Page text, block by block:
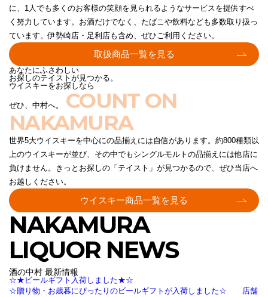
に、1人でも多くのお客様の笑顔を見られるようなサービスを提供すべ
く努力しています。お酒だけでなく、たばこや飲料なども多数取り扱っ
ています。伊勢崎店・足利店も含め、ぜひご利用ください。
取扱商品一覧を見る
あなたにふさわしい
お探しのテイストが見つかる。
ウイスキーをお探しなら
ぜひ、中村へ。 COUNT ON
NAKAMURA
世界5大ウイスキーを中心にの品揃えには自信があります。約800種類以
上のウイスキーが並び、その中でもシングルモルトの品揃えには他店に
負けません。きっとお探しの「テイスト」が見つかるので、ぜひ当店へ
お越しください。
ウイスキー商品一覧を見る
NAKAMURA
LIQUOR NEWS
酒の中村 最新情報
☆★ビールギフト入荷しました★☆
☆贈り物・お歳暮にぴったりのビールギフトが入荷しました☆ 店舗